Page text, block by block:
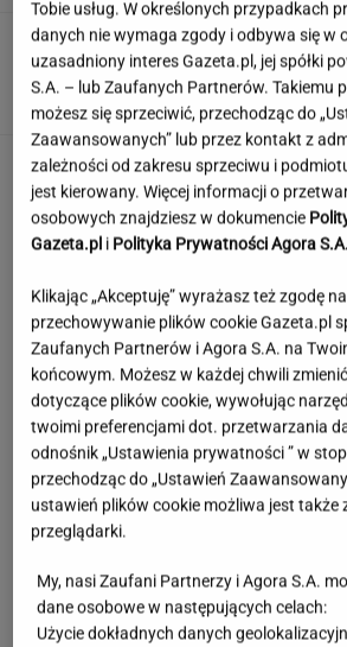
Polskie korzenie i
kto zna jej historię
Hyży dosadnie
"Skończyła mi się
Tobie usług. W określonych przypadkach
danych nie wymaga zgody i odbywa się w
uzasadniony interes Gazeta.pl, jej spółki
S.A. – lub Zaufanych Partnerów. Takiemu
możesz się sprzeciwić, przechodząc do
Zaawansowanych” lub przez kontakt z
zależności od zakresu sprzeciwu i
jest kierowany. Więcej informacji o
osobowych znajdziesz w dokumencie
Gazeta.pl i Polityka Prywatności Agora S.A.
Klikając „Akceptuję” wyrażasz też zgodę
przechowywanie plików cookie Gazeta.pl
Zaufanych Partnerów i Agora S.A. na
końcowym. Możesz w każdej chwili
dotyczące plików cookie, wywołując
twoimi preferencjami dot. przetwarzania
odnośnik „Ustawienia prywatności ” w
przechodząc do „Ustawień
ustawień plików cookie możliwa jest także
przeglądarki.
My, nasi Zaufani Partnerzy i Agora S.A.
dane osobowe w następujących celach:
Użycie dokładnych danych